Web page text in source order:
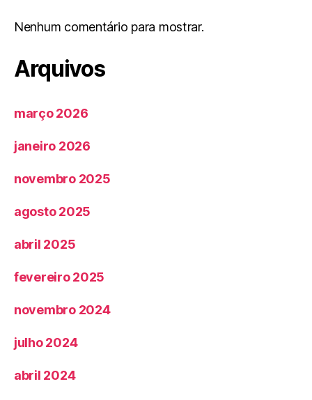
Nenhum comentário para mostrar.
Arquivos
março 2026
janeiro 2026
novembro 2025
agosto 2025
abril 2025
fevereiro 2025
novembro 2024
julho 2024
abril 2024